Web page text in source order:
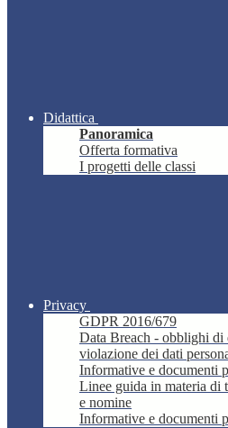
Didattica
Panoramica
Offerta formativa
I progetti delle classi
Privacy
GDPR 2016/679
Data Breach - obblighi di
violazione dei dati
Informative e documenti
Linee guida in materia di
e nomine
Informative e documenti